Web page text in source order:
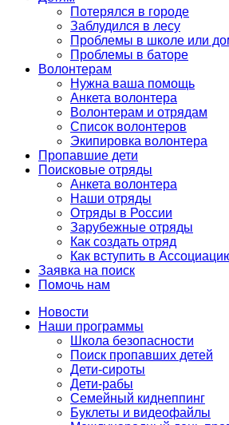
Потерялся в городе
Заблудился в лесу
Проблемы в школе или
Проблемы в баторе
Волонтерам
Нужна ваша помощь
Анкета волонтера
Волонтерам и отрядам
Список волонтеров
Экипировка волонтера
Пропавшие дети
Поисковые отряды
Анкета волонтера
Наши отряды
Отряды в России
Зарубежные отряды
Как создать отряд
Как вступить в
Заявка на поиск
Помочь нам
Новости
Наши программы
Школа безопасности
Поиск пропавших детей
Дети-сироты
Дети-рабы
Семейный киднеппинг
Буклеты и видеофайлы